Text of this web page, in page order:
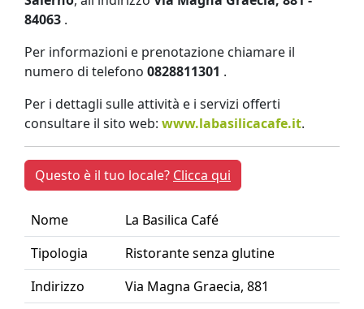
84063 .
Per informazioni e prenotazione chiamare il
numero di telefono 0828811301 .
Per i dettagli sulle attività e i servizi offerti
consultare il sito web: www.labasilicacafe.it.
Questo è il tuo locale? Clicca qui
Nome
La Basilica Café
Tipologia
Ristorante senza glutine
Indirizzo
Via Magna Graecia, 881